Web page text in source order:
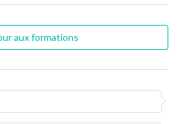
aux formations